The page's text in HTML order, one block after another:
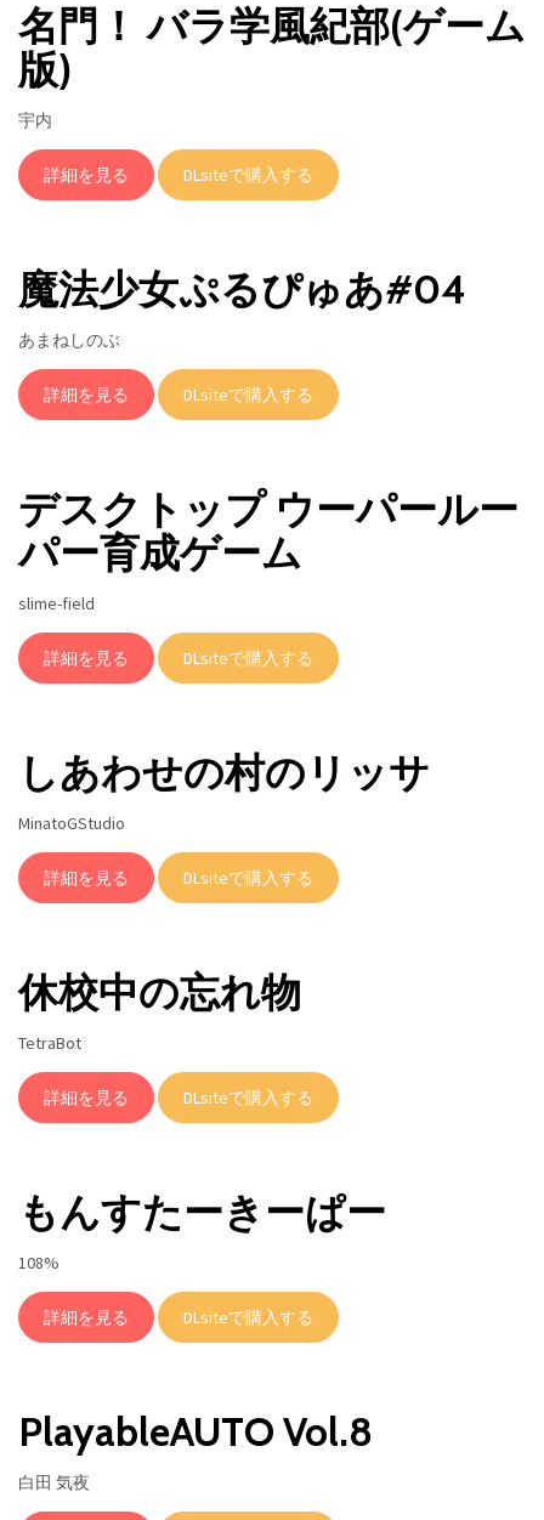
名門！ バラ学風紀部(ゲーム
版)
宇内
詳細を見る DLsiteで購入する
魔法少女ぷるぴゅあ#04
あまねしのぶ
詳細を見る DLsiteで購入する
デスクトップ ウーパールー
パー育成ゲーム
slime-field
詳細を見る DLsiteで購入する
しあわせの村のリッサ
MinatoGStudio
詳細を見る DLsiteで購入する
休校中の忘れ物
TetraBot
詳細を見る DLsiteで購入する
もんすたーきーぱー
108%
詳細を見る DLsiteで購入する
PlayableAUTO Vol.8
白田 気夜